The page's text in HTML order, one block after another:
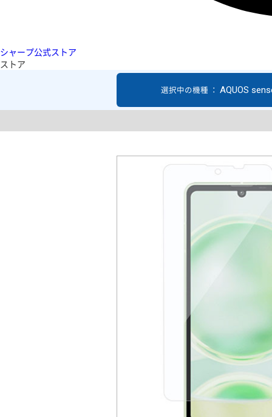
シャープ公式ストア
ストア
選択中の機種 ： AQUOS